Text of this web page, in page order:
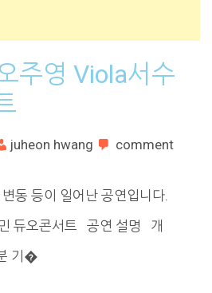
주영 Viola서수
juheon hwang comment
동 등이 일어난 공연입니다.
듀오콘서트 공연 설명 개
기�